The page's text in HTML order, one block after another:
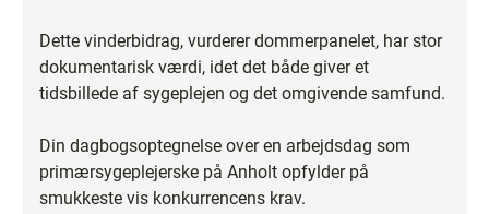
Dette vinderbidrag, vurderer dommerpanelet, har stor
dokumentarisk værdi, idet det både giver et
tidsbillede af sygeplejen og det omgivende samfund.
Din dagbogsoptegnelse over en arbejdsdag som
primærsygeplejerske på Anholt opfylder på
smukkeste vis konkurrencens krav.